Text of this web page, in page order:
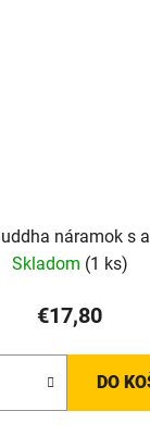
náramok s
Skladom (1 ks)
€17,80
DO